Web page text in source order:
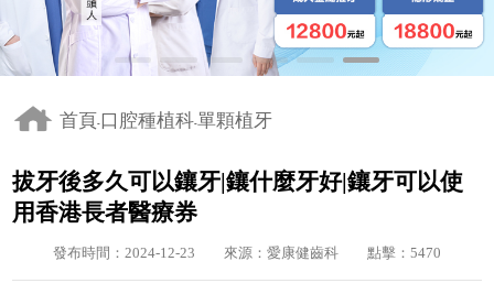
首頁-口腔種植科-單顆植牙
拔牙後多久可以鑲牙|鑲什麼牙好|鑲牙可以使
用香港長者醫療券
發布時間：2024-12-23 來源：愛康健齒科 點擊：5470